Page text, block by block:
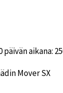
päivän aikana:
Mover SX